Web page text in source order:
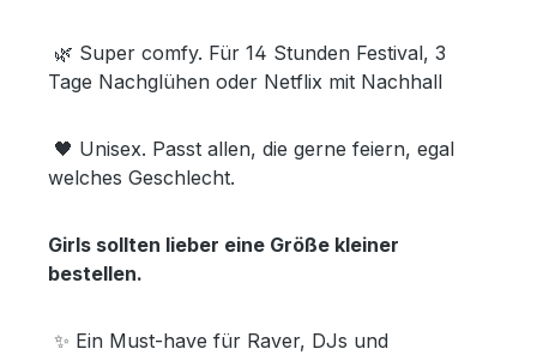
🌿 Super comfy. Für 14 Stunden Festival, 3
Tage Nachglühen oder Netflix mit Nachhall
🖤 Unisex. Passt allen, die gerne feiern, egal
welches Geschlecht.
Girls sollten lieber eine Größe kleiner
bestellen.
✨ Ein Must-have für Raver, DJs und